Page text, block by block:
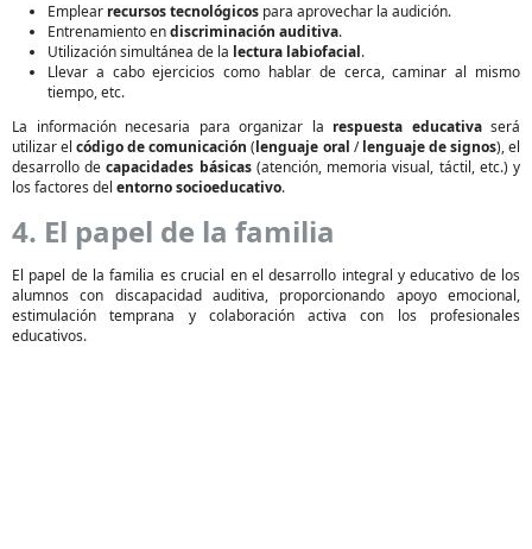
Emplear recursos tecnológicos para aprovechar la audición.
Entrenamiento endiscriminación auditiva.
Utilización simultánea de la lectura labiofacial.
Llevar a cabo ejercicios como hablar de cerca, caminar al mismo
tiempo, etc.
La información necesaria para organizar la respuesta educativaserá
utilizar elcódigo de comunicación (lenguaje oral /lenguaje de signos), el
desarrollo decapacidades básicas(atención, memoria visual, táctil, etc.) y
los factores del entorno socioeducativo.
4. El papel de la familia
El papel de la familia es crucial en el desarrollo integral y educativo de los
alumnos con discapacidad auditiva, proporcionando apoyo emocional,
estimulación temprana y colaboración activa con los profesionales
educativos.